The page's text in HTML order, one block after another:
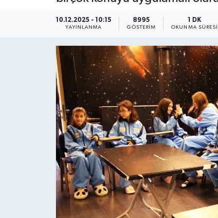
10.12.2025 - 10:15
YAYINLANMA
8995
GÖSTERIM
1 DK
OKUNMA SÜRESI
KEMERBURGAZ
MAGAZİN
ÖZEL HABER
SAĞLIK
TEKNOLOJİ
TİCARET